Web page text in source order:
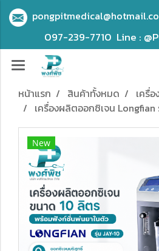
097-239-7710 Line :
หน้าแรก สินค้าทั้งหมด
เครื่
เครื่องผลิตออกซิเจน Longfian
New